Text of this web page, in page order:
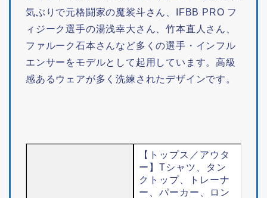
気ぶりで元格闘家の魔裟斗さん、IFBB PRO フ
ィジーク選手の湯浅幸大さん、竹本直人さん、
ファルーク石本さんなど多くの選手・インフル
エンサーをモデルとして起用しています。高級
感あるウェアが多く洗練されたデザインです。
【トップス／アウタ
ー】Tシャツ、タン
クトップ、トレーナ
ー、パーカー、ロン